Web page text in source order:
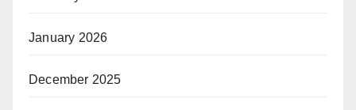
January 2026
December 2025